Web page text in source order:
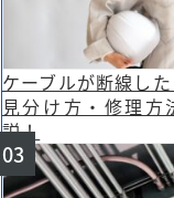
ケーブルが断線し
見分け方・修理方
説！